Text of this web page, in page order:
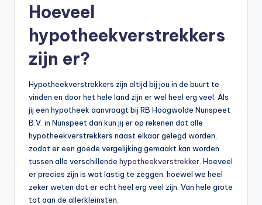
Hoeveel
hypotheekverstrekkers
zijn er?
Hypotheekverstrekkers zijn altijd bij jou in de buurt te
vinden en door het hele land zijn er wel heel erg veel. Als
jij een hypotheek aanvraagt bij RB Hoogwolde Nunspeet
B.V. in Nunspeet dan kun jij er op rekenen dat alle
hypotheekverstrekkers naast elkaar gelegd worden,
zodat er een goede vergelijking gemaakt kan worden
tussen alle verschillende hypotheekverstrekker . Hoeveel
er precies zijn is wat lastig te zeggen, hoewel we heel
zeker weten dat er echt heel erg veel zijn. Van hele grote
tot aan de allerkleinsten.